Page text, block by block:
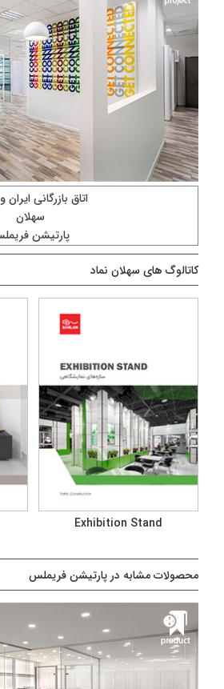
اتاق بازرگانی ایران
سهلان
پارتیشن
کاتالوگ های سهلان نماد
Exhibition Stand
محصولات مشابه در پارتیشن فریملس